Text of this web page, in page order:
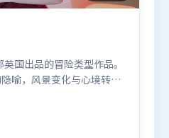
国出品的冒险类型作品。
喻，风景变化与心境转折
进，最终在关键节点收
、咏梅、周冬雨，刘德
袂出演。影片于2022年3